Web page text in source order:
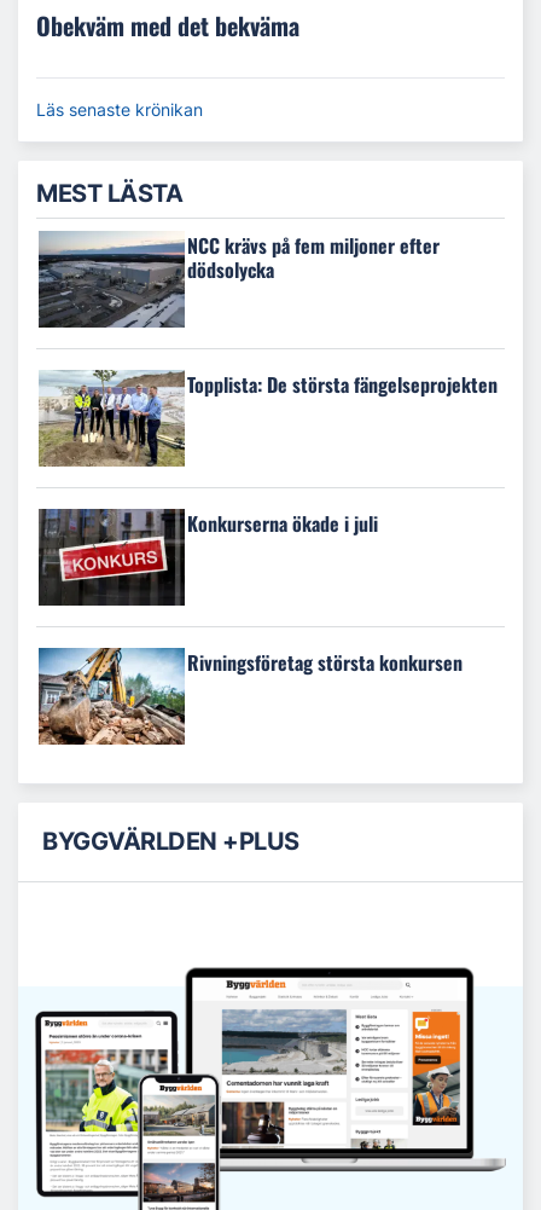
Obekväm med det bekväma
Läs senaste krönikan
MEST LÄSTA
NCC krävs på fem miljoner efter
dödsolycka
Topplista: De största fängelseprojekten
Konkurserna ökade i juli
Rivningsföretag största konkursen
BYGGVÄRLDEN +PLUS